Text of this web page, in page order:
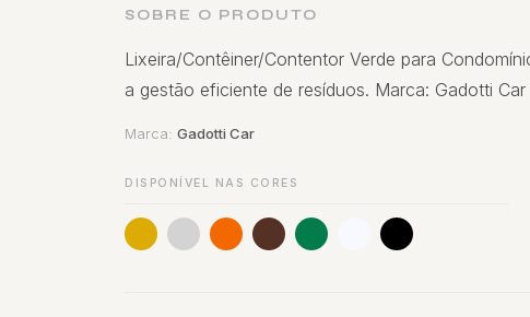
SOBRE O PRODUTO
Lixeira/Contêiner/Contentor Verde para
a gestão eficiente de resíduos. Marca: Gadotti Car
Marca: Gadotti Car
DISPONÍVEL NAS CORES